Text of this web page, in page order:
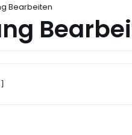
Bearbeiten